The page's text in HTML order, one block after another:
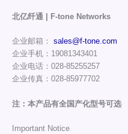
北亿纤通 | F-tone Networks
企业邮箱： sales@f-tone.com
企业手机：19081343401
企业电话：028-85255257
企业传真：028-85977702
注：本产品有全国产化型号可选
Important Notice